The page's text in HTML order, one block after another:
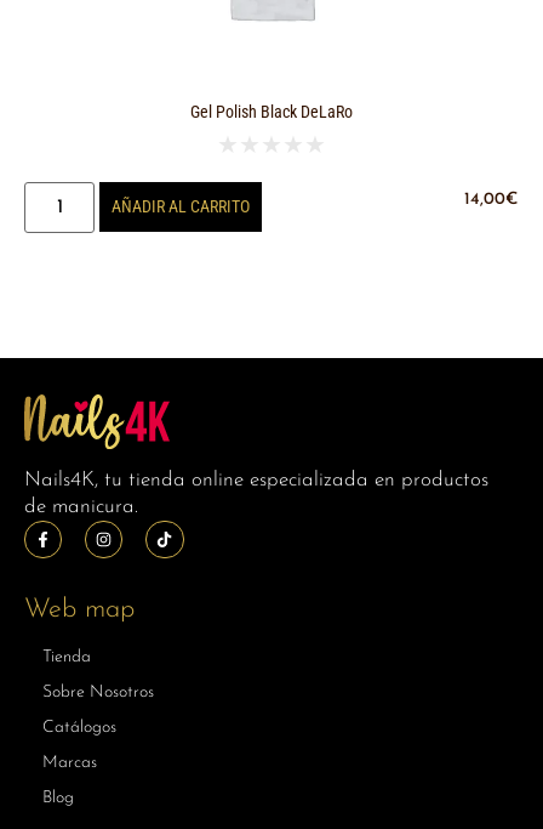
Gel Polish Black DeLaRo
★ ★ ★ ★ ★
14,00€
AÑADIR AL CARRITO
Nails4K, tu tienda online especializada en productos
de manicura.
Web map
Tienda
Sobre Nosotros
Catálogos
Marcas
Blog